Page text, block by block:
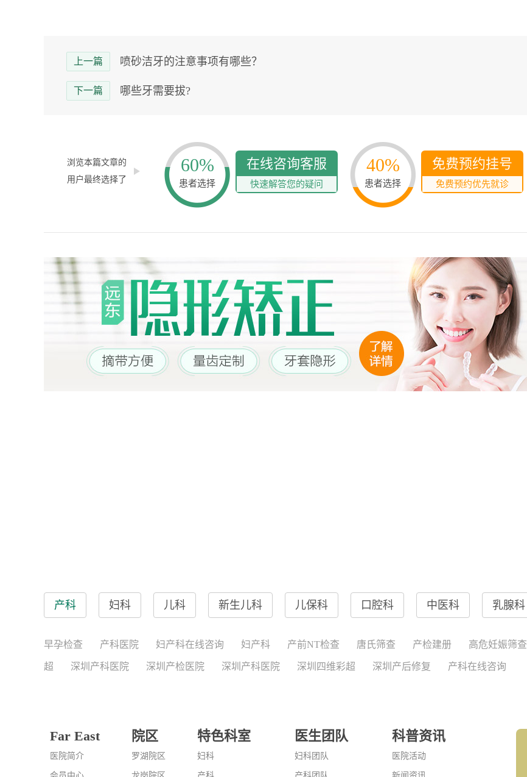
上一篇 喷砂洁牙的注意事项有哪些？
下一篇 哪些牙需要拔?
浏览本篇文章的
用户最终选择了
60%
患者选择
在线咨询客服
快速解答您的疑问
40%
患者选择
免费预约挂号
免费预约优先就诊
产科 妇科 儿科 新生儿科 儿保科 口腔科 中医科 乳腺科
早孕检查 产科医院 妇产科在线咨询 妇产科 产前NT检查 唐氏筛查 产检建册 高危妊娠筛查
超 深圳产科医院 深圳产检医院 深圳产科医院 深圳四维彩超 深圳产后修复 产科在线咨询
Far East
医院简介
院区
罗湖院区
特色科室
妇科
医生团队
妇科团队
科普资讯
医院活动